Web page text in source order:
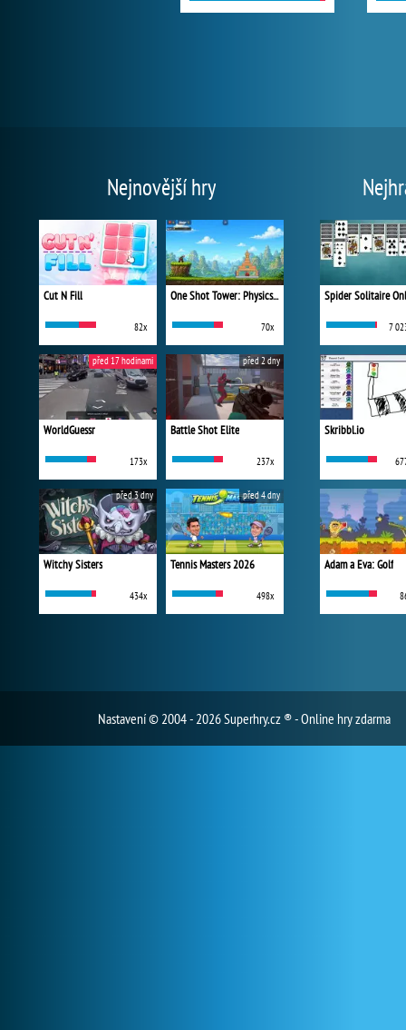
Nejnovější hry
Cut N Fill
82x
One Shot Tower: Physics Destroyer
70x
WorldGuessr
173x
před 17 hodinami
Battle Shot Elite
237x
před 2 dny
Witchy Sisters
434x
před 3 dny
Tennis Masters 2026
498x
před 4 dny
Spider Solitaire
7
Skribbl.io
Adam a Eva: Golf
Nastavení© 2004 - 2026 Superhry.cz ® - Online hry zdarma